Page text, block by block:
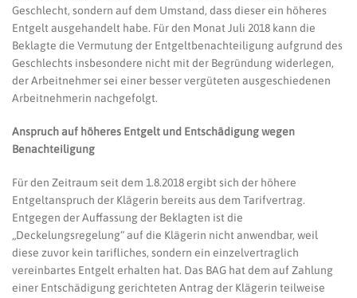
Geschlecht, sondern auf dem Umstand, dass dieser ein höheres
Entgelt ausgehandelt habe. Für den Monat Juli 2018 kann die
Beklagte die Vermutung der Entgeltbenachteiligung aufgrund des
Geschlechts insbesondere nicht mit der Begründung widerlegen,
der Arbeitnehmer sei einer besser vergüteten ausgeschiedenen
Arbeitnehmerin nachgefolgt.
Anspruch auf höheres Entgelt und Entschädigung wegen
Benachteiligung
Für den Zeitraum seit dem 1.8.2018 ergibt sich der höhere
Entgeltanspruch der Klägerin bereits aus dem Tarifvertrag.
Entgegen der Auffassung der Beklagten ist die
„Deckelungsregelung“ auf die Klägerin nicht anwendbar, weil
diese zuvor kein tarifliches, sondern ein einzelvertraglich
vereinbartes Entgelt erhalten hat. Das BAG hat dem auf Zahlung
einer Entschädigung gerichteten Antrag der Klägerin teilweise